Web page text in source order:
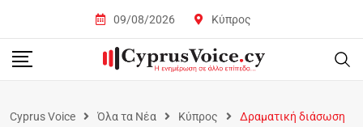
09/08/2026 Κύπρος
Cyprus Voice Όλα τα Νέα Κύπρος
Δραματική διάσωση